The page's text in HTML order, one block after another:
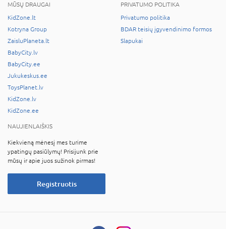
MŪSŲ DRAUGAI
KidZone.lt
Kotryna Group
ZaisluPlaneta.lt
BabyCity.lv
BabyCity.ee
Jukukeskus.ee
ToysPlanet.lv
KidZone.lv
KidZone.ee
PRIVATUMO POLITIKA
Privatumo politika
BDAR teisių įgyvendinimo formos
Slapukai
NAUJIENLAIŠKIS
Kiekvieną mėnesį mes turime
ypatingų pasiūlymų! Prisijunk prie
mūsų ir apie juos sužinok pirmas!
Registruotis